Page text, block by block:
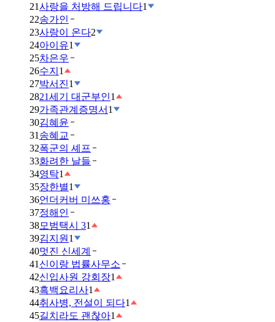
21사랑을 처방해 드립니다1
22송가인
23사랑이 온다2
24아이유1
25차은우
26수지 1
27박서진1
2821세기 대군부인1
29가족관계증명서 1
30김혜윤
31 송혜교
32폭군의 셰프
33화려한 날들
34영탁1
35장한별1
36언더커버 미쓰홍
37정해인
38모범택시 31
39김지원 1
40멋진 신세계
41 신이랑 법률사무소
42신입사원 강회장1
43흑백요리사1
44취사병, 전설이 되다1
45길치라도 괜찮아1